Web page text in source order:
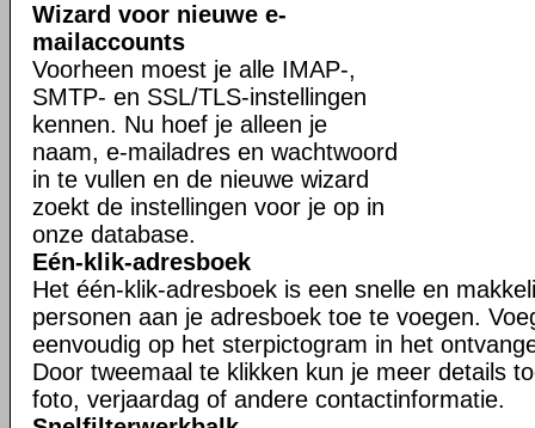
Wizard voor nieuwe e-
mailaccounts
Voorheen moest je alle IMAP-,
SMTP- en SSL/TLS-instellingen
kennen. Nu hoef je alleen je
naam, e-mailadres en wachtwoord
in te vullen en de nieuwe wizard
zoekt de instellingen voor je op in
onze database.
Eén-klik-adresboek
Het één-klik-adresboek is een snelle en
personen aan je adresboek toe te voegen.
eenvoudig op het sterpictogram in het
Door tweemaal te klikken kun je meer details
foto, verjaardag of andere contactinformatie.